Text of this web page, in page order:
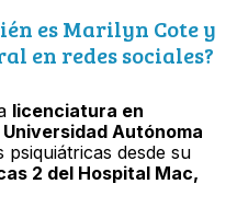
es Marilyn Cote y
en redes sociales?
licenciatura en
Autónoma
desde su
2 del Hospital Mac,